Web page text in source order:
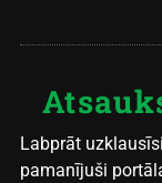
Labprāt
pamanījuši